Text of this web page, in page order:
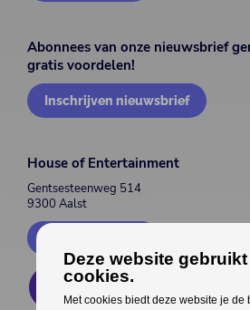
Abonnees van onze nieuwsbrief
gratis voordelen!
Inschrijven nieuwsbrief
House of Entertainment
Gentsesteenweg 514
9300 Aalst
Deze website gebruikt
cookies.
Met cookies biedt deze website je de